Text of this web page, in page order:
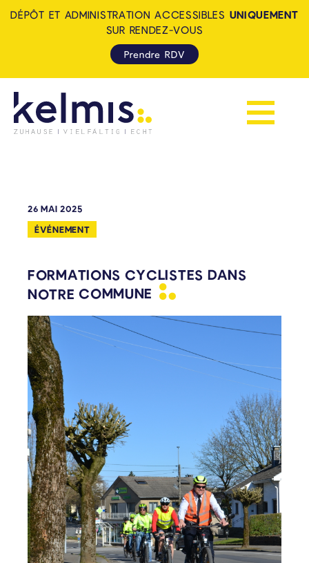
Afficher la
DÉPÔT ET ADMINISTRATION ACCESSIBLES UNIQUEMENT
SUR RENDEZ-VOUS
Prendre RDV
26 MAI 2025
ÉVÉNEMENT
FORMATIONS CYCLISTES DANS
NOTRECOMMUNE